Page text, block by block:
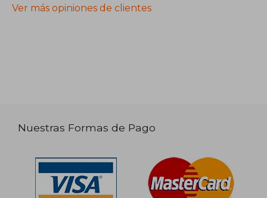
Ver más opiniones de clientes
Nuestras Formas de Pago